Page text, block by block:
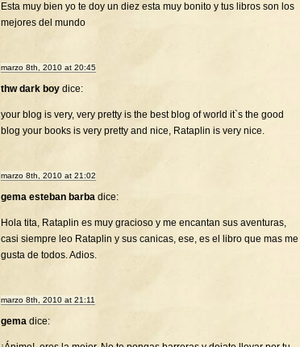
Esta muy bien yo te doy un diez esta muy bonito y tus libros son los
mejores del mundo
marzo 8th, 2010 at 20:45
thw dark boy dice:
your blog is very, very pretty is the best blog of world it`s the good
blog your books is very pretty and nice, Rataplin is very nice.
marzo 8th, 2010 at 21:02
gema esteban barba dice:
Hola tita, Rataplin es muy gracioso y me encantan sus aventuras,
casi siempre leo Rataplin y sus canicas, ese, es el libro que mas me
gusta de todos. Adios.
marzo 8th, 2010 at 21:11
gema dice: